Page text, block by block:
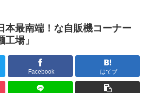
本最南端！な自販機コーナー
工場」
Facebook はてブ